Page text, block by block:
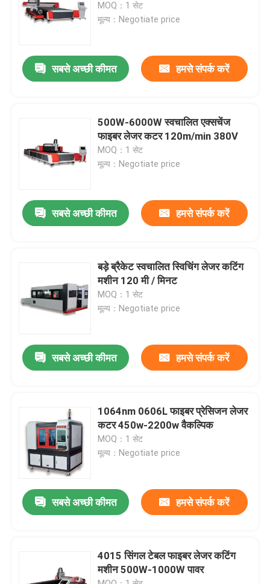
वीडियो
वीआर शो
कारखाना भ्रमण
गुणवत्ता नियंत्रण
संपर्क करें
ग्रीन फाइबर लेजर
MOQ：1 सेट
मूल्य：Negotiate price
सबसे अच्छी कीमत हमसे संपर्क करें
500W-6000W स्वचालित एक्सचेंज
फाइबर लेजर कटर 120m/min 380V
MOQ：1 सेट
मूल्य：Negotiate price
सबसे अच्छी कीमत हमसे संपर्क करें
बड़े ब्रैकेट स्वचालित स्विचिंग लेजर कटिंग
मशीन 120 मी / मिनट
MOQ：1 सेट
मूल्य：Negotiate price
सबसे अच्छी कीमत हमसे संपर्क करें
1064nm 0606L फाइबर प्रेसिजन लेजर
कटर 450w-2200w वैकल्पिक
MOQ：1 सेट
मूल्य：Negotiate price
सबसे अच्छी कीमत हमसे संपर्क करें
4015 सिंगल टेबल फाइबर लेजर कटिंग
मशीन 500W-1000W पावर